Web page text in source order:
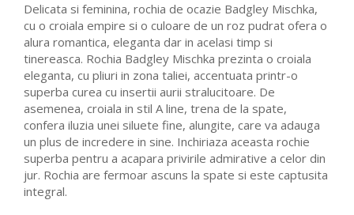
Delicata si feminina, rochia de ocazie Badgley Mischka,
cu o croiala empire si o culoare de un roz pudrat ofera o
alura romantica, eleganta dar in acelasi timp si
tinereasca. Rochia Badgley Mischka prezinta o croiala
eleganta, cu pliuri in zona taliei, accentuata printr-o
superba curea cu insertii aurii stralucitoare. De
asemenea, croiala in stil A line, trena de la spate,
confera iluzia unei siluete fine, alungite, care va adauga
un plus de incredere in sine. Inchiriaza aceasta rochie
superba pentru a acapara privirile admirative a celor din
jur. Rochia are fermoar ascuns la spate si este captusita
integral.